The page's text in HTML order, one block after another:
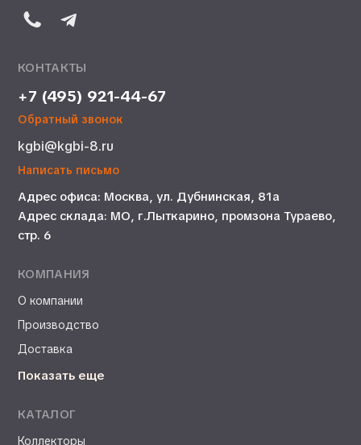
КОНТАКТЫ
+7 (495) 921-44-67
Обратный звонок
kgbi@kgbi-8.ru
Написать письмо
Адрес офиса: Москва, ул. Дубнинская, 81а
Адрес склада: МО, г.Лыткарино, промзона Тураево,
стр. 6
КОМПАНИЯ
О компании
Производство
Доставка
Показать еще
КАТАЛОГ
Коллекторы